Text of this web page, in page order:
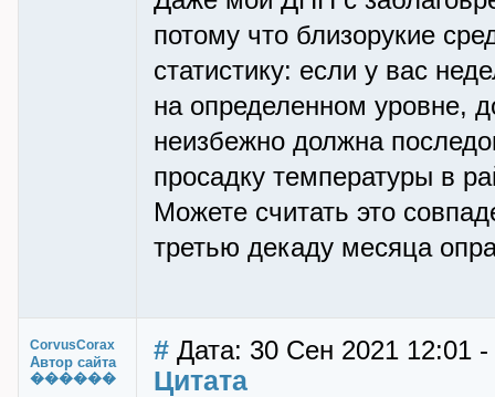
потому что близорукие
статистику: если у вас
на определенном уровне,
неизбежно должна
просадку температуры в
Можете считать это
третью декаду месяца
CorvusCorax
Автор сайта
������
# Дата: 30 Сен 2021 12:01
Цитата